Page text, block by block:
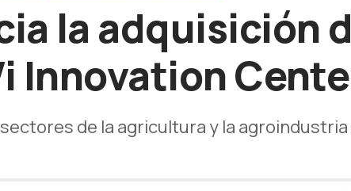
la adquisición
Innovation
de la agricultura y la